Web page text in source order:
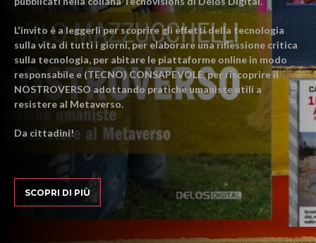
L'invito è a leggerli per scoprire gli effetti della tecnologia
sulla vita di tutti i giorni, per elaborare una riflessione critica
sulla tecnologia, per abitare le piattaforme online in modo
responsabile e (TECNO) CONSAPEVOLE, per riscoprire il
NOSTROVERSO adottando pratiche umaniste utili a
resistere al Metaverso.
Da cittadini!
SCOPRI DI PIÙ